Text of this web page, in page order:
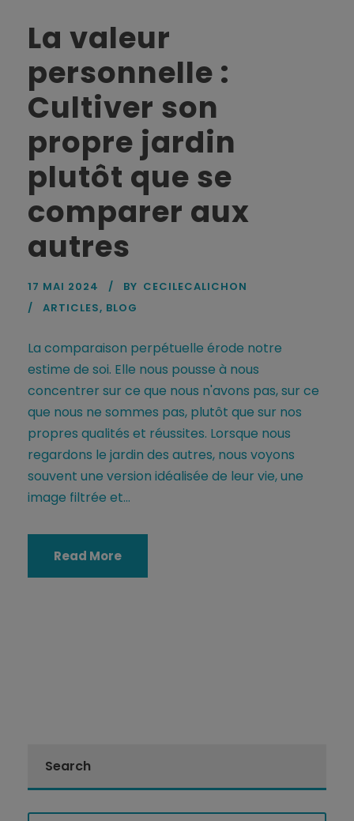
La valeur
personnelle :
Cultiver son
propre jardin
plutôt que se
comparer aux
autres
17 MAI 2024 BY CECILECALICHON
ARTICLES, BLOG
La comparaison perpétuelle érode notre
estime de soi. Elle nous pousse à nous
concentrer sur ce que nous n'avons pas, sur ce
que nous ne sommes pas, plutôt que sur nos
propres qualités et réussites. Lorsque nous
regardons le jardin des autres, nous voyons
souvent une version idéalisée de leur vie, une
image filtrée et...
Read More
Search